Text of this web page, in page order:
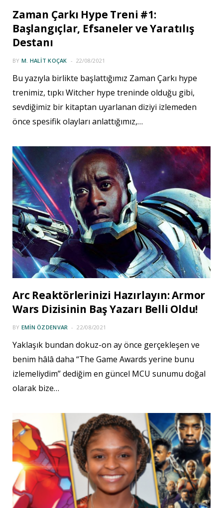
Zaman Çarkı Hype Treni #1:
Başlangıçlar, Efsaneler ve Yaratılış
Destanı
BY M. HALIT KOÇAK 22/08/2021
Bu yazıyla birlikte başlattığımız Zaman Çarkı hype
trenimiz, tıpkı Witcher hype treninde olduğu gibi,
sevdiğimiz bir kitaptan uyarlanan diziyi izlemeden
önce spesifik olayları anlattığımız,…
Arc Reaktörlerinizi Hazırlayın: Armor
Wars Dizisinin Baş Yazarı Belli Oldu!
BY EMIN ÖZDENVAR 22/08/2021
Yaklaşık bundan dokuz-on ay önce gerçekleşen ve
benim hâlâ daha “The Game Awards yerine bunu
izlemeliydim” dediğim en güncel MCU sunumu doğal
olarak bize…